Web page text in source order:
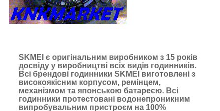
SKMEI є оригінальним виробником з 15 років
досвіду у виробництві всіх видів годинників.
Всі брендові годинники SKMEI виготовлені з
високоякісним корпусом, ремінцем,
механізмом та японською батареєю. Всі
годинники протестовані водонепроникним
випробувальним пристроєм на 100%